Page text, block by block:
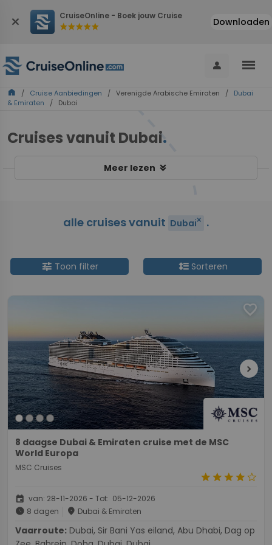
close CruiseOnline - Boek jouw Cruise
starstarstarstarstar Downloaden
person menu
home / Cruise Aanbiedingen / Verenigde Arabische Emiraten / Dubai
& Emiraten / Dubai
Cruises vanuit Dubai.
Meer lezen keyboard_double_arrow_down
alle cruises vanuit Dubaiclose .
tune Toon filter format_line_spacingSorteren
favorite
chevron_right
8 daagse Dubai & Emiraten cruise met de MSC
World Europa
MSC Cruises
starstarstarstarstar_border
event van: 28-11-2026 - Tot: 05-12-2026
schedule 8 dagen place Dubai & Emiraten
Vaarroute: